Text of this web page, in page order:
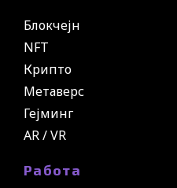
Блокчејн
NFT
Крипто
Метаверс
Гејминг
AR / VR
Работа